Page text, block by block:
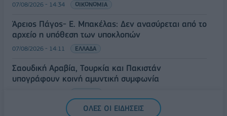
07/08/2026 - 14:34 ΟΙΚΟΝΟΜΙΑ
Άρειος Πάγος- Ε. Μπακέλας: Δεν ανασύρεται από το
αρχείο η υπόθεση των υποκλοπών
07/08/2026 - 14:11 ΕΛΛΑΔΑ
Σαουδική Αραβία, Τουρκία και Πακιστάν
υπογράφουν κοινή αμυντική συμφωνία
ΟΛΕΣ ΟΙ ΕΙΔΗΣΕΙΣ